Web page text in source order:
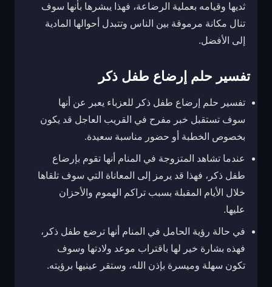
ثديها وقيامه بعملية الرضاعة، فهذا يبشرها بأنها سوف
تنال مكانة مرموقة بين الناس وتتبدل أحوالها المادية
إلى الأفضل.
تفسير حلم إرضاع طفل ذكر
تفسير حلم إرضاع طفل ذكر للعزباء يعبر عن أنها
سوف تستقبل خبر مفرح في القريب العاجل قد يكون
بخصوص الخطبة أو حضور مناسبة سعيدة.
عندما تشاهد المتزوجة في المنام أنها تقوم بإرضاع
طفل ذكر، فهذا قد يرمز إلى المعاناة التي سوف تلقاها
خلال الأيام المقبلة بسبب تراكم الهموم والأحزان
عليها.
في حالة رؤية الحامل في المنام أنها ترضع طفل ذكر،
فهذه بشارة خير لها باقتراب موعد ولادتها وسوف
تكون سهلة وميسرة بإذن الله، وستقر عينيها برؤيته.